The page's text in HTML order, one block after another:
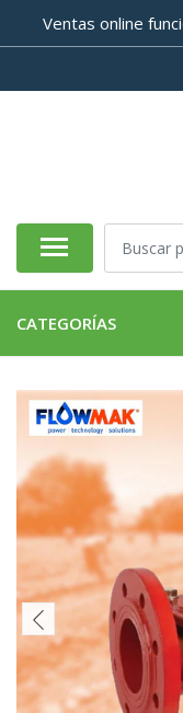
Ventas online
CATEGORÍAS